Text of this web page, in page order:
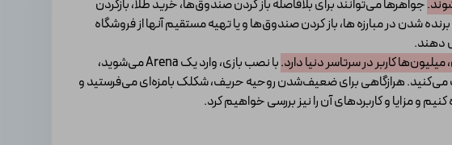
جواهرها می‌توانند برای بلافاصله باز کردن صندوق‌ها، خرید طلا، بازکردن
شدن در مبارزه ها، باز کردن صندوق‌ها و یا تهیه مستقیم آنها از فروشگاه
دهند.
کاربر در سرتاسر دنیا دارد.
با نصب بازی، وارد یک Arena می‌شوید،
می‌کنید. هرازگاهی برای ضعیف‌شدن روحیه حریف، شکلک بامزه‌ای می‌فرستید و